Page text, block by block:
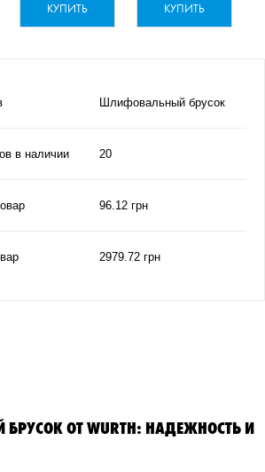
КУПИТЬ КУПИТЬ
Шлифовальный брусок
в наличии 20
96.12 грн
2979.72 грн
ОТ WURTH: НАДЕЖНОСТЬ И